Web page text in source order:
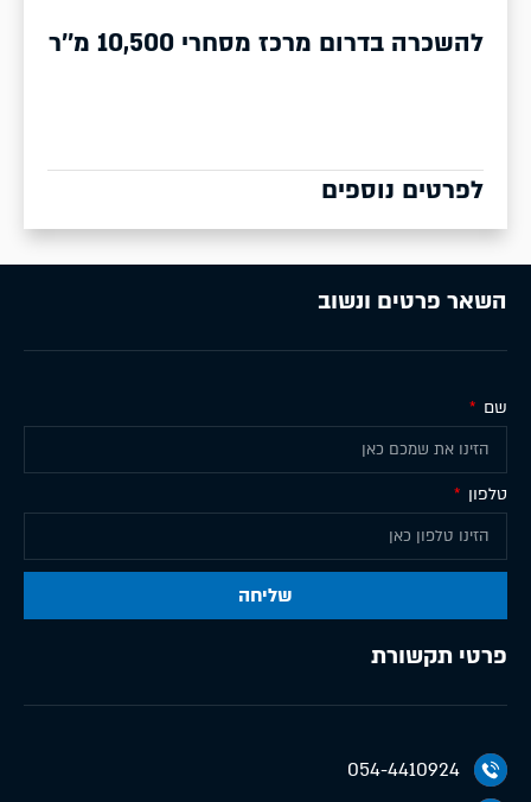
להשכרה בדרום מרכז מסחרי 10,500 מ''ר
לפרטים נוספים
פרטי תקשורת
054-4410924
השאר פרטים ונשוב
שם
טלפון
שליחה